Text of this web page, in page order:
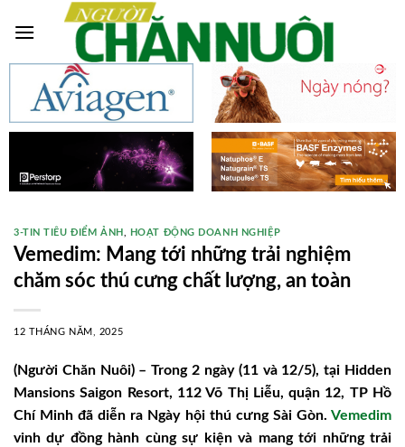
3-TIN TIÊU ĐIỂM ẢNH HOẠT ĐỘNG DOANH NGHIỆP
Vemedim: Mang tới những trải nghiệm
chăm sóc thú cưng chất lượng, an toàn
12 THÁNG NĂM, 2025
(Người Chăn Nuôi) – Trong 2 ngày (11 và 12/5), tại Hidden
Mansions Saigon Resort, 112 Võ Thị Liễu, quận 12, TP Hồ
Chí Minh đã diễn ra Ngày hội thú cưng Sài Gòn. Vemedim
vinh dự đồng hành cùng sự kiện và mang tới những trải